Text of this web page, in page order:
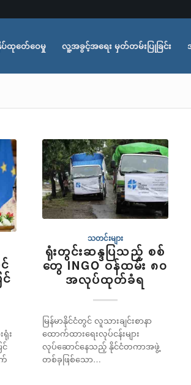
ပ်ထုတ်ေဝေမှု လူ့အခွင့်အရေး မှတ်တမ်းပြုခြင်း
း
င်
သတင်းများ
ရုံးတွင်းဆန္ဒပြသည့် စစ်
တွေ INGO ဝန်ထမ်း ၈၀
အလုပ်ထုတ်ခံရ
မြန်မာနိုင်ငံတွင် လူသားချင်းစာနာ
ထောက်ထားရေးလုပ်ငန်းများ
လုပ်ဆောင်နေသည့် နိုင်ငံတကာအဖွဲ့
တစ်ခုဖြစ်သော…